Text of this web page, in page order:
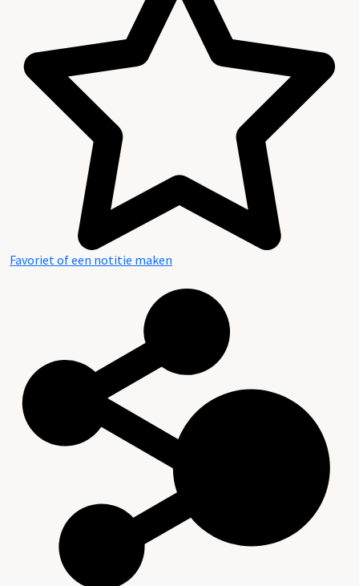
Favoriet of een notitie maken